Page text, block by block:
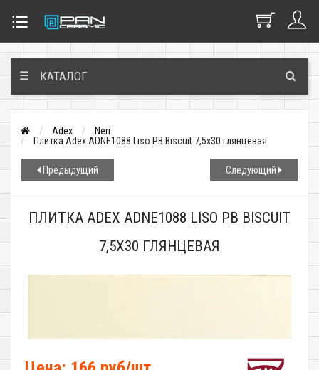
☰ КАТАЛОГ
Adex
Neri
Плитка Adex ADNE1088 Liso PB Biscuit 7,5x30 глянцевая
Предыдущий Следующий
ПЛИТКА ADEX ADNE1088 LISO PB BISCUIT
7,5X30 ГЛЯНЦЕВАЯ